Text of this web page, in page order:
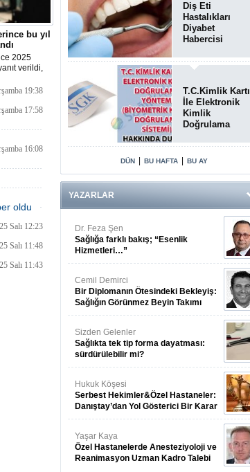
bu yıl
2025
verildi,
19:38
17:58
16:33
16:08
14:58
oldu
14:43
Salı 12:23
Salı 11:48
Salı 11:43
Diş Eti
Hastalıkları
Diyabet
Habercisi
Sağlığı Ve
Şeker
Yönlü Bağ
Kanıtlandı
T.C.Kimlik Kartı
İle Elektronik
Kimlik
Doğrulama
(Biyometrik
Kimlik
Sistemi)
DÜN BU HAFTA BU AY
YAZARLAR
Dr. Feza Şen
Sağlığa farklı bakış; “Esenlik
Hizmetleri…”
Cemil Demirci
Bir Diplomanın Ötesindeki Bekleyiş:
Sağlığın Görünmez Beyin Takımı
Sizden Gelenler
Sağlıkta tek tip forma dayatması:
sürdürülebilir mi?
Hukuk Köşesi
Serbest Hekimler&Özel Hastaneler:
Danıştay’dan Yol Gösterici Bir Karar
Yaşar Kaya
Özel Hastanelerde Anesteziyoloji ve
Reanimasyon Uzman Kadro Talebi